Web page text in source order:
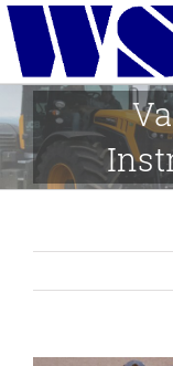
Skip
content